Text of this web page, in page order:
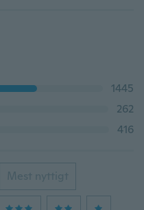
1445
262
416
Mest nyttigt